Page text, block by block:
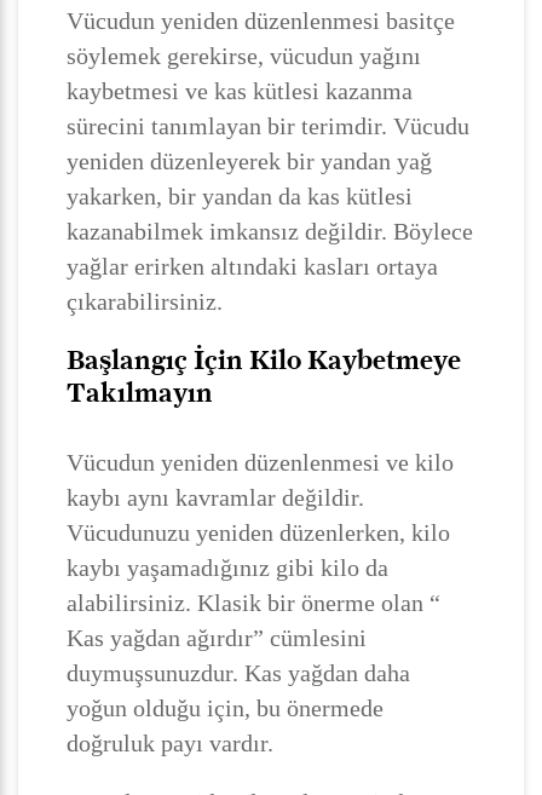
Vücudun yeniden düzenlenmesi basitçe
söylemek gerekirse, vücudun yağını
kaybetmesi ve kas kütlesi kazanma
sürecini tanımlayan bir terimdir. Vücudu
yeniden düzenleyerek bir yandan yağ
yakarken, bir yandan da kas kütlesi
kazanabilmek imkansız değildir. Böylece
yağlar erirken altındaki kasları ortaya
çıkarabilirsiniz.
Başlangıç İçin Kilo Kaybetmeye
Takılmayın
Vücudun yeniden düzenlenmesi ve kilo
kaybı aynı kavramlar değildir.
Vücudunuzu yeniden düzenlerken, kilo
kaybı yaşamadığınız gibi kilo da
alabilirsiniz. Klasik bir önerme olan “
Kas yağdan ağırdır” cümlesini
duymuşsunuzdur. Kas yağdan daha
yoğun olduğu için, bu önermede
doğruluk payı vardır.